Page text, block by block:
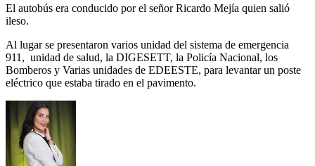
El autobús era conducido por el señor Ricardo Mejía quien salió
ileso.
Al lugar se presentaron varios unidad del sistema de emergencia
911, unidad de salud, la DIGESETT, la Policía Nacional, los
Bomberos y Varias unidades de EDEESTE, para levantar un poste
eléctrico que estaba tirado en el pavimento.